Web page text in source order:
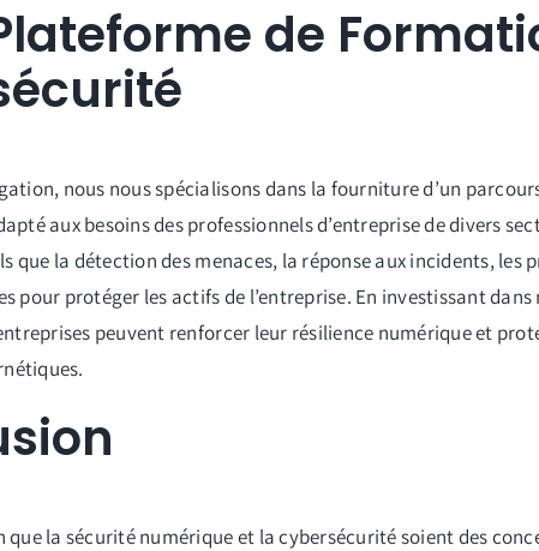
de
nous nous spécialisons dans la fourniture d’un
aux besoins des professionnels d’entreprise de divers
que la détection des menaces, la réponse aux incidents,
pour protéger les actifs de l’entreprise. En investissant
peuvent renforcer leur résilience numérique et
que la sécurité numérique et la cybersécurité soient des